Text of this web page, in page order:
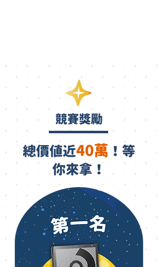
​競賽獎勵
總價値近40萬 ！等
你來拿！